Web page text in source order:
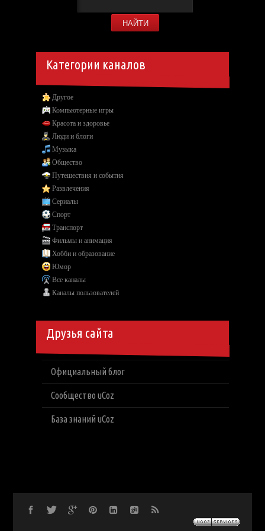
Категории каналов
Другое
Компьютерные игры
Красота и здоровье
Люди и блоги
Музыка
Общество
Путешествия и события
Развлечения
Сериалы
Спорт
Транспорт
Фильмы и анимация
Хобби и образование
Юмор
Все каналы
Каналы пользователей
Друзья сайта
Официальный блог
Сообщество uCoz
База знаний uCoz